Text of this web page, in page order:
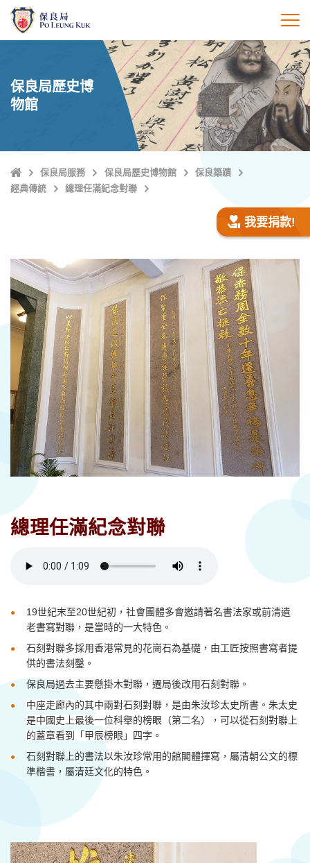
打
保良局歷史博
物館
主
頁
保良局服務 保良局歷史博物館
保良築蹟
經典傳統
總理任滿紀念對聯
我要捐款!
總理任滿紀念對聯
19世紀末至20世紀初，社會團體多會邀請著名書法家或前清遺
老書寫對聯，是當時的一大特色 。
石刻對聯多採用香港常見的花崗石為基礎，由工匠按照書寫者提
供的書法刻鑿 。
保良局過去主要懸掛木對聯，遷局後改用石刻對聯 。
中座走廊內的其中兩對石刻對聯，是由朱汝珍太史所書。朱太史
是中國史上最後一位科舉的榜眼（第二名），可以從石刻對聯上
的蓋章看到「甲辰榜眼」四字 。
石刻對聯上的書法以朱汝珍常用的館閣體揮寫，屬清朝公文的標
準楷書，屬清廷文化的特色。